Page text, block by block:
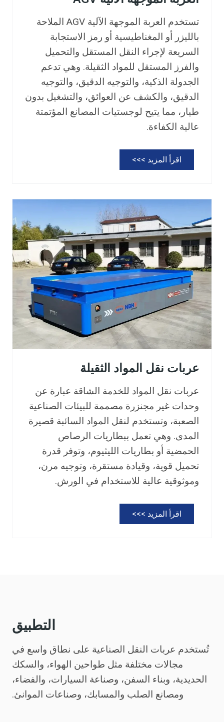
تستخدم العربة الموجهة الآلية AGV الملاحة
بالليزر أو المغناطيسية أو رمز الاستجابة
السريعة لإجراء النقل المستقل والتحميل
والفرز المستقل للمواد الثقيلة. وهي تدعم
الجدولة الذكية، والتوجيه الدقيق، والتوجيه
الدقيق، والكشف عن العوائق، والتشغيل بدون
طيار، مما يتيح لوجستيات المصانع المؤتمتة
عالية الكفاءة.
اقرأ المزيد >>>
ل
ب
ة
ا
ل
م
و
ج
ه
ة
ا
ل
آ
ي
A
G
V
عربات نقل المواد الثقيلة
عربات نقل المواد للخدمة الشاقة عبارة عن
وحدات غير مجنزرة مصممة للبيئات الصناعية
الصعبة، وتستخدم لنقل المواد السائبة قصيرة
المدى. وهي تعمل ببطاريات الرصاص
الحمضية أو بطاريات الليثيوم، وتوفر قدرة
تحميل قوية، وقيادة مستقرة، وتوجيه مرن،
وموثوقية عالية للاستخدام في الورش.
اقرأ المزيد >>>
ر
و
ا
ل
التطبيق
تُستخدم عربات النقل الصناعية على نطاق واسع في
مجالات مختلفة مثل طواحين الهواء، والسكك
الحديدية، وبناء السفن، وصناعة السيارات، والفضاء،
ومصانع الصلب والمسابك، وصناعات الموانئ.